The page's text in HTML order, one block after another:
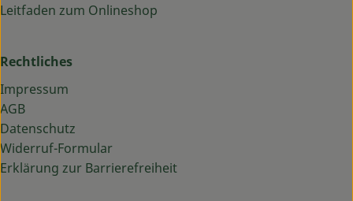
Leitfaden zum Onlineshop
Rechtliches
Impressum
AGB
Datenschutz
Widerruf-Formular
Erklärung zur Barrierefreiheit